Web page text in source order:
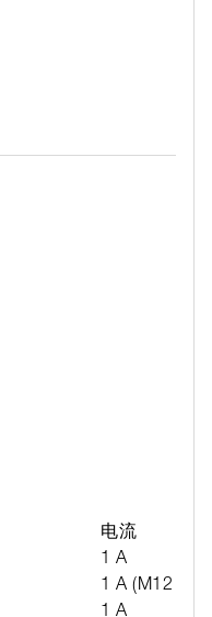
电流
1 A
1 A (M12 版
1 A